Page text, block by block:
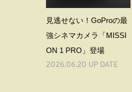
見逃せない！GoProの最
強シネマカメラ「MISSI
ON 1 PRO」登場
2026.06.20 UP DATE